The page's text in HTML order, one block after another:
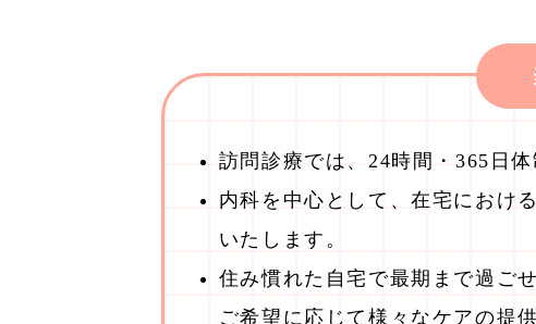
訪問診療では、24時間・365日
内科を中心として、在宅におけ
いたします。
住み慣れた自宅で最期まで過ご
ご希望に応じて様々なケアの提